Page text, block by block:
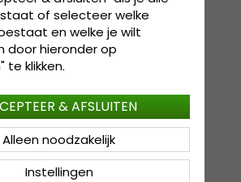
of selecteer welke
en welke je wilt
door hieronder op
te klikken.
Instellingen
Alleen noodzakelijk
& AFSLUITEN